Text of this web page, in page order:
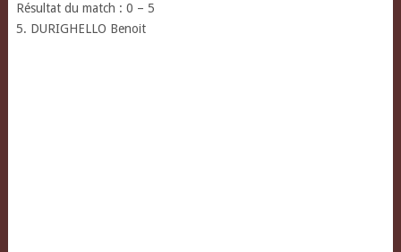
Résultat du match : 0 – 5
5. DURIGHELLO Benoit